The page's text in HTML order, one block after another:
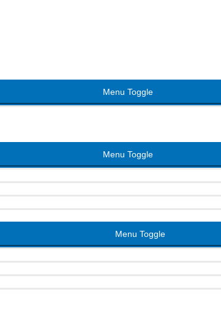
Menu Toggle
Menu Toggle
Menu Toggle